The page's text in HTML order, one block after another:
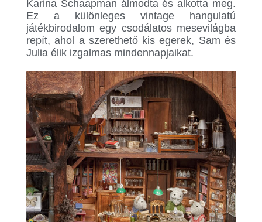
Karina Schaapman álmodta és alkotta meg.
Ez a különleges vintage hangulatú
játékbirodalom egy csodálatos mesevilágba
repít, ahol a szerethető kis egerek, Sam és
Julia élik izgalmas mindennapjaikat.